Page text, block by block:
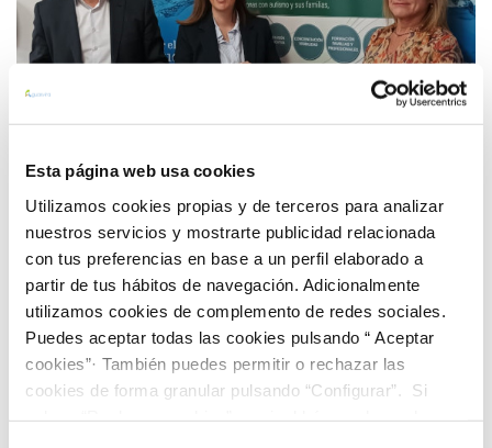
Esta página web usa cookies
Utilizamos cookies propias y de terceros para analizar
nuestros servicios y mostrarte publicidad relacionada
con tus preferencias en base a un perfil elaborado a
partir de tus hábitos de navegación. Adicionalmente
utilizamos cookies de complemento de redes sociales.
Puedes aceptar todas las cookies pulsando “ Aceptar
cookies”· También puedes permitir o rechazar las
cookies de forma granular pulsando “Configurar”. Si
19 MAR 2024
Aguasvira y la Asociación Mírame firman un nuevo
convenio de colaboración para apoyar a las
familias y personas con Autismo de la provincia de
Granada
Anterior Siguiente